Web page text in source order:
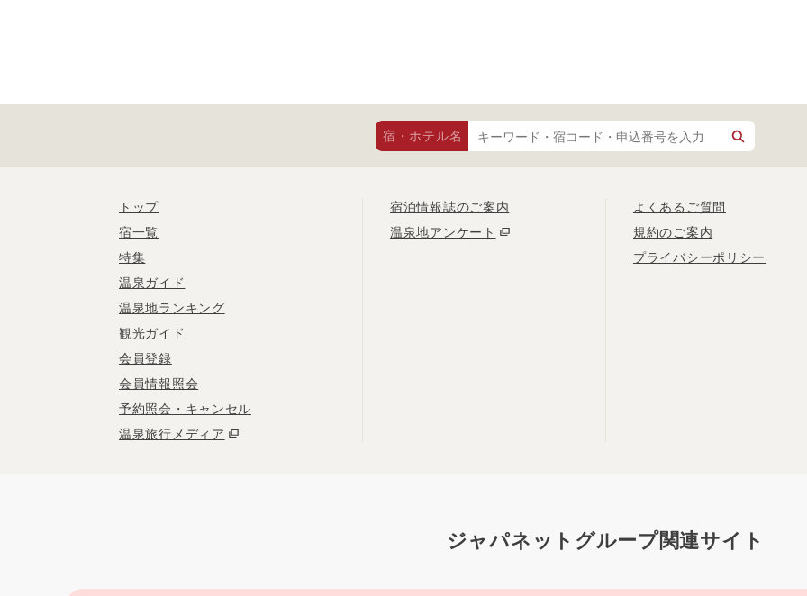
宿・ホテル名
トップ
宿一覧
特集
温泉ガイド
温泉地ランキング
観光ガイド
会員登録
会員情報照会
予約照会・キャンセル
温泉旅行メディア
宿泊情報誌のご案内
温泉地アンケート
よくあるご質問
規約のご案内
プライバシーポリシー
ジャパネットグループ関連サイト